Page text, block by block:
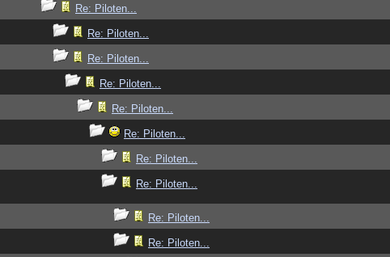
Re: Piloten...
Re: Piloten...
Re: Piloten...
Re: Piloten...
Re: Piloten...
Re: Piloten...
Re: Piloten...
Re: Piloten...
Re: Piloten...
Re: Piloten...